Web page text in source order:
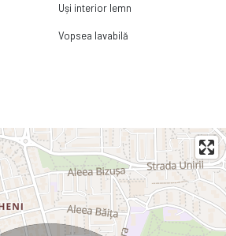
Uși interior lemn
Vopsea lavabilă